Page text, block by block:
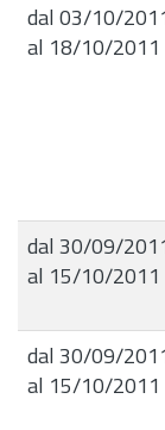
dal 03/10/
al 18/10/2011
dal 30/09/
al 15/10/2011
dal 30/09/
al 15/10/2011